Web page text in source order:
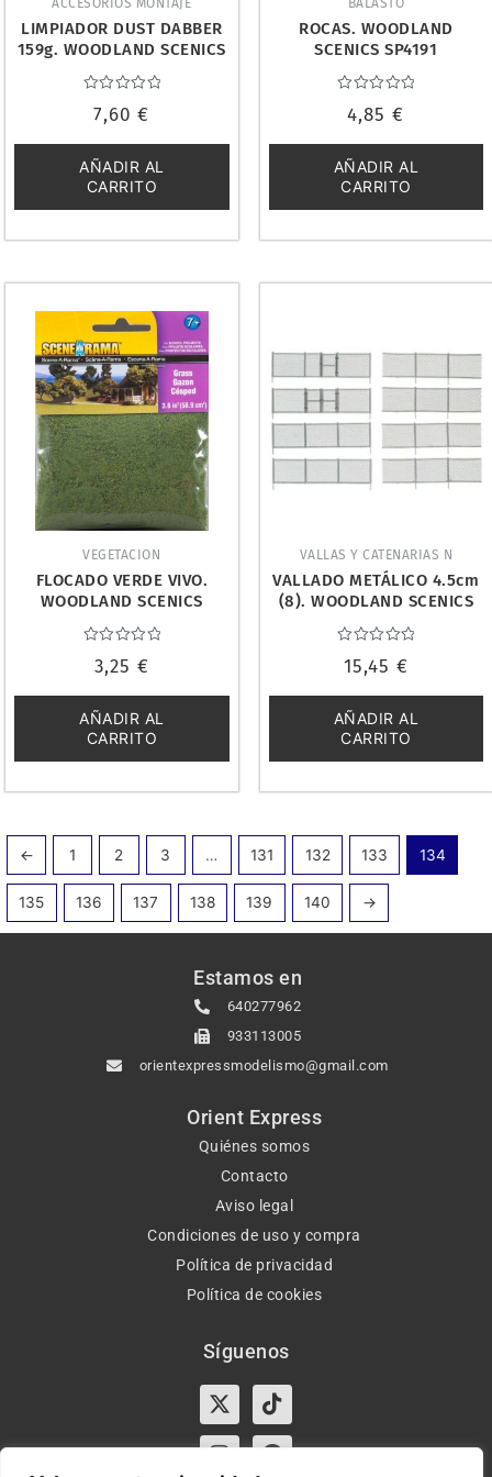
ACCESORIOS MONTAJE
LIMPIADOR DUST DABBER
159g. WOODLAND SCENICS
CW4539
con
de
5
7,60€
AÑADIR AL
CARRITO
BALASTO
ROCAS. WOODLAND
SCENICS SP4191
con
de
5
4,85€
AÑADIR AL
CARRITO
VEGETACION
FLOCADO VERDE VIVO.
WOODLAND SCENICS
SP4180
con
de
5
3,25 €
AÑADIR AL
CARRITO
VALLAS Y CATENARIAS N
VALLADO METÁLICO 4.5cm
(8). WOODLAND SCENICS
A2993
con
de
5
15,45 €
AÑADIR AL
CARRITO
← 1 2 3 … 131 132 133 134
135 136 137 138 139 140 →
Estamos en
640277962
933113005
orientexpressmodelismo@gmail.com
Orient Express
Quiénes somos
Contacto
Aviso legal
Condiciones de uso y compra
Política de privacidad
Política de cookies
Síguenos
X-
twitter
Tiktok
InstagramFacebook